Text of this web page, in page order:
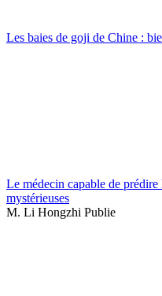
Les baies de goji de Chine :
Le médecin capable de
mystérieuses
M. Li Hongzhi Publie